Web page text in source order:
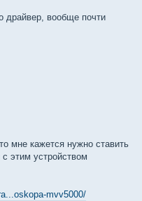
драйвер, вообще почти
мне кажется нужно ставить
этим устройством
mvv5000/